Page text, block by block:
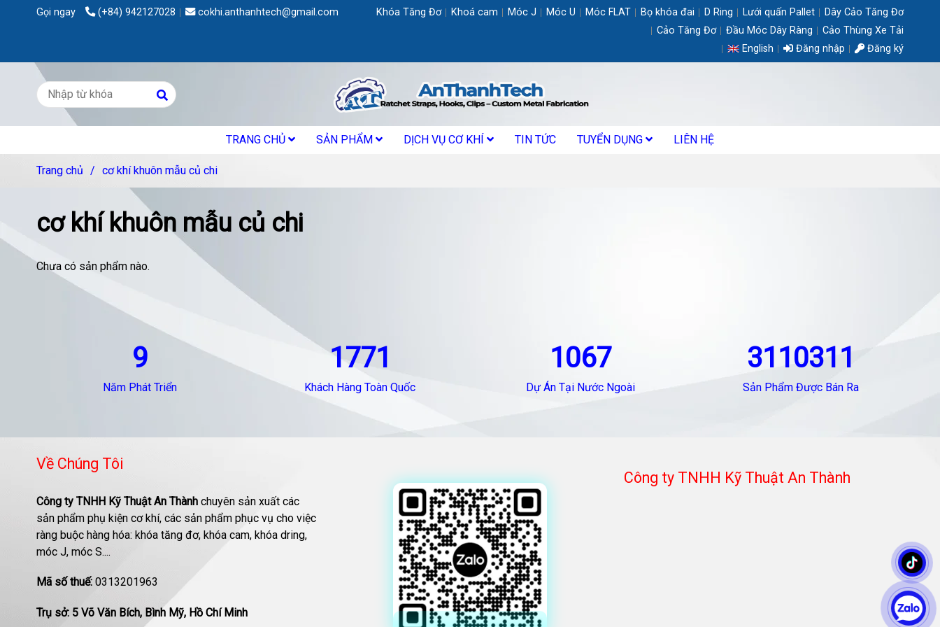
Gọi ngay (+84) 942127028 cokhi.anthanhtech@gmail.com Khóa Tăng Đơ Khoá cam Móc J Móc U Móc FLAT Bọ khóa đai D Ring Lưới quấn Pallet
Dây Cảo Tăng Đơ
Cảo Tăng Đơ
Đầu Móc Dây Ràng
Cảo Thùng Xe Tải
English
Đăng nhập Đăng ký
TRANG CHỦ SẢN PHẨM DỊCH VỤ CƠ KHÍ TIN TỨC TUYỂN DỤNG LIÊN HỆ
Trang chủ / cơ khí khuôn mẫu củ chi
cơ khí khuôn mẫu củ chi
Chưa có sản phẩm nào.
9
Năm Phát Triển
1771
Khách Hàng Toàn Quốc
1067
Dự Án Tại Nước Ngoài
3110311
Sản Phẩm Được Bán Ra
Về Chúng Tôi
Công ty TNHH Kỹ Thuật An Thành chuyên sản xuất các
sản phẩm phụ kiện cơ khí, các sản phẩm phục vụ cho việc
ràng buộc hàng hóa: khóa tăng đơ, khóa cam, khóa dring,
móc J, móc S....
Mã số thuế: 0313201963
Trụ sở: 5 Võ Văn Bích, Bình Mỹ, Hồ Chí Minh
Công ty TNHH Kỹ Thuật An Thành